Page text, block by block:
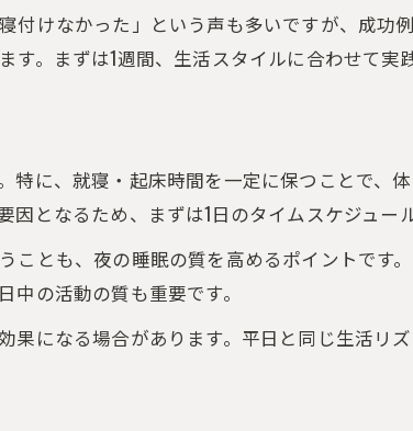
上が叶える健康と美の秘密
善で実感できる健康維持と美容効果の理由
質向上が生活の質を高めるメリット解説
寿と美しさを支える睡眠改善の実践法
善で肌や体調の変化を感じるポイント
付けなかった」という声も多いですが、成功
。まずは1週間、生活スタイルに合わせて実
に、就寝・起床時間を一定に保つことで、
となるため、まずは1日のタイムスケジュー
ことも、夜の睡眠の質を高めるポイントです
の活動の質も重要です。
になる場合があります。平日と同じ生活リ
ご予約はこちら
ご予約はこちら